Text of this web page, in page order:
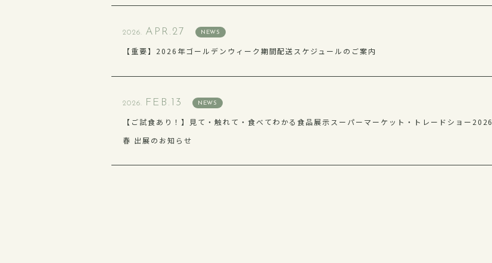
2026. APR.27 NEWS
【重要】2026年ゴールデンウィーク期間配送スケジュールのご案内
2026. FEB.13 NEWS
【ご試食あり！】見て・触れて・食べてわかる食品展示スーパーマーケット・トレードショー2026
春 出展のお知らせ